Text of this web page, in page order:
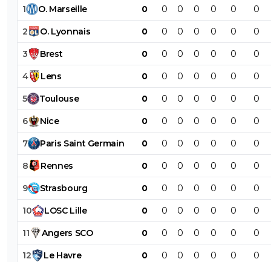
1 O. Marseille 0 0 0 0 0 0 0
2 O. Lyonnais 0 0 0 0 0 0 0
3 Brest 0 0 0 0 0 0 0
4 Lens 0 0 0 0 0 0 0
5 Toulouse 0 0 0 0 0 0 0
6 Nice 0 0 0 0 0 0 0
7 Paris Saint Germain 0 0 0 0 0 0 0
8 Rennes 0 0 0 0 0 0 0
9 Strasbourg 0 0 0 0 0 0 0
10 LOSC Lille 0 0 0 0 0 0 0
11 Angers SCO 0 0 0 0 0 0 0
12 Le Havre 0 0 0 0 0 0 0